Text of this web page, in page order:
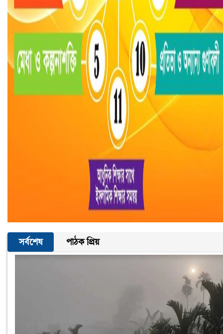
সর্বশেষ পাঠক প্রিয়